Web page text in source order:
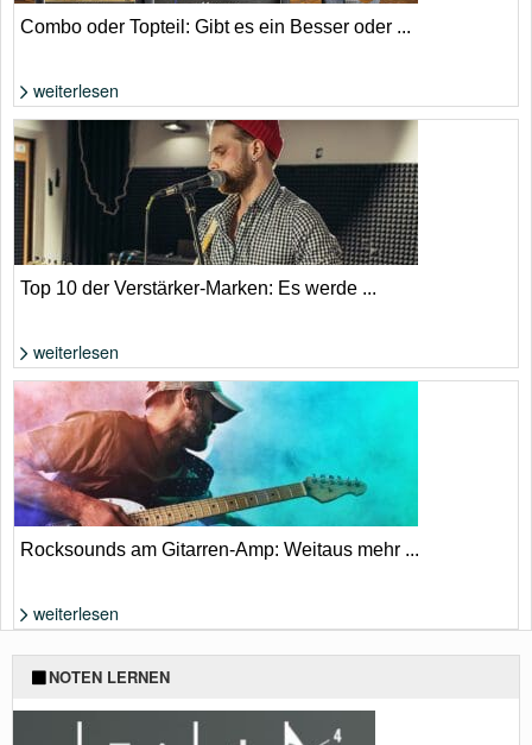
Foto: Shutterstock von Peter Gudella
Combo oder Topteil: Gibt es ein Besser oder ...
weiterlesen
Foto: Shutterstock von UfaBizPhoto
Top 10 der Verstärker-Marken: Es werde ...
weiterlesen
Rocksounds am Gitarren-Amp: Weitaus mehr ...
weiterlesen
NOTEN LERNEN